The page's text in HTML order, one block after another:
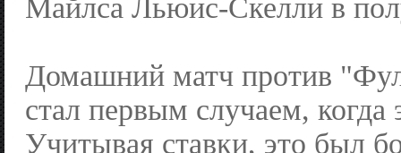
Майлса Льюис-Скелли в
Домашний матч против
стал первым случаем, когда
Учитывая ставки, это был